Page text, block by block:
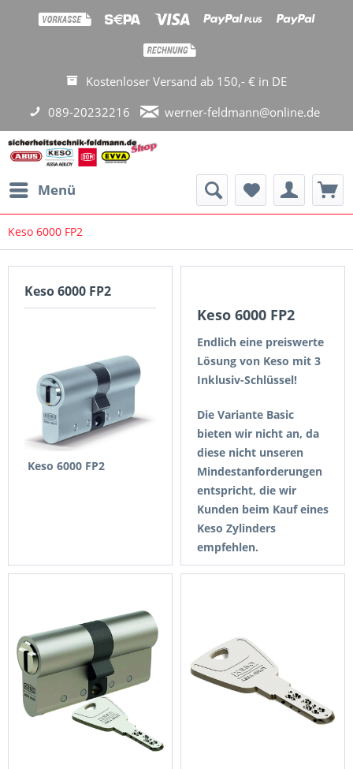
Kostenloser Versand ab 150,- € in DE
089-20232216
werner-feldmann@online.de
Menü
Keso 6000 FP2
Keso 6000 FP2
Keso 6000 FP2
Keso 6000 FP2
Endlich eine preiswerte
Lösung von Keso mit 3
Inklusiv-Schlüssel!
Die Variante Basic
bieten wir nicht an, da
diese nicht unseren
Mindestanforderungen
entspricht, die wir
Kunden beim Kauf eines
Keso Zylinders
empfehlen.